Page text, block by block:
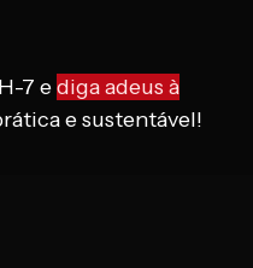
7 ediga adeus à
e sustentável!